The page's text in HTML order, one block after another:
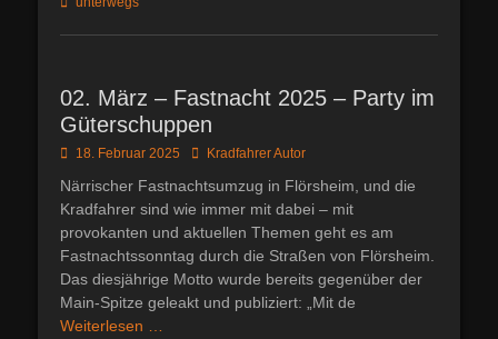
02. März – Fastnacht 2025 – Party im
Güterschuppen
Posted
18. Februar 2025 AutorKradfahrer Autor
Närrischer Fastnachtsumzug in Flörsheim, und die
Kradfahrer sind wie immer mit dabei – mit
provokanten und aktuellen Themen geht es am
Fastnachtssonntag durch die Straßen von Flörsheim.
Das diesjährige Motto wurde bereits gegenüber der
Main-Spitze geleakt und publiziert: „Mit de
Weiterlesen …